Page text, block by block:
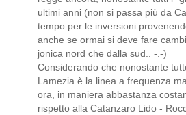
ultimi anni (non si passa più da
tempo per le inversioni
anche se ormai si deve fare
jonica nord che dalla sud.. -.-)
Considerando che nonostante
Lamezia è la linea a frequenza
ora, in maniera abbastanza
rispetto alla Catanzaro Lido -